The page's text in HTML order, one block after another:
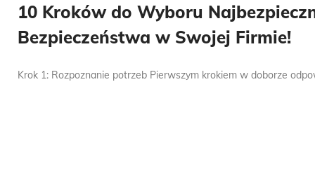
10 Kroków do Wyboru
Bezpieczeństwa w Swojej Firmie!
Krok 1: Rozpoznanie potrzeb Pierwszym krokiem w doborze